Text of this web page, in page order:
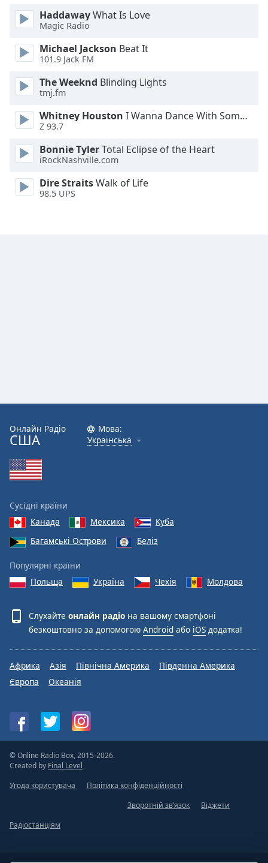
Edge
Style
Font
Family
Reset
Done
Modal
Dialog
dialog
HaddawayWhat Is Love
Magic Radio
Michael Jackson Beat It
101.9 Jack FM
The Weeknd Blinding Lights
tmj.fm
Whitney Houston I Wanna Dance With Somebody
Z 93.7
Bonnie TylerTotal Eclipse of the Heart
iRockNashville.com
Dire StraitsWalk of Life
98.5 UPS
Онлайн Радіо
США
Мова:
Українська
Сусідні країни
Канада
Мексика
Куба
Багамські Острови
Беліз
Популярні країни
Польща
Україна Чехія Молдова
Слухайте онлайн радіо на вашому смартфоні
безкоштовно за допомогою Android або iOS додатка!
Африка Азія Північна Америка
Південна Америка
Європа
Океанія
© Online Radio Box, 2015-2026.
Created by Final Level
Угода користувача
Політика конфіденційності
Зворотній зв’язок
Віджети
Радіостанціям